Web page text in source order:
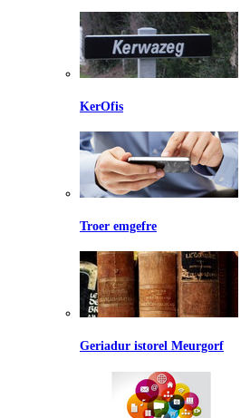
KerOfis
Troer emgefre
Geriadur istorel Meurgorf